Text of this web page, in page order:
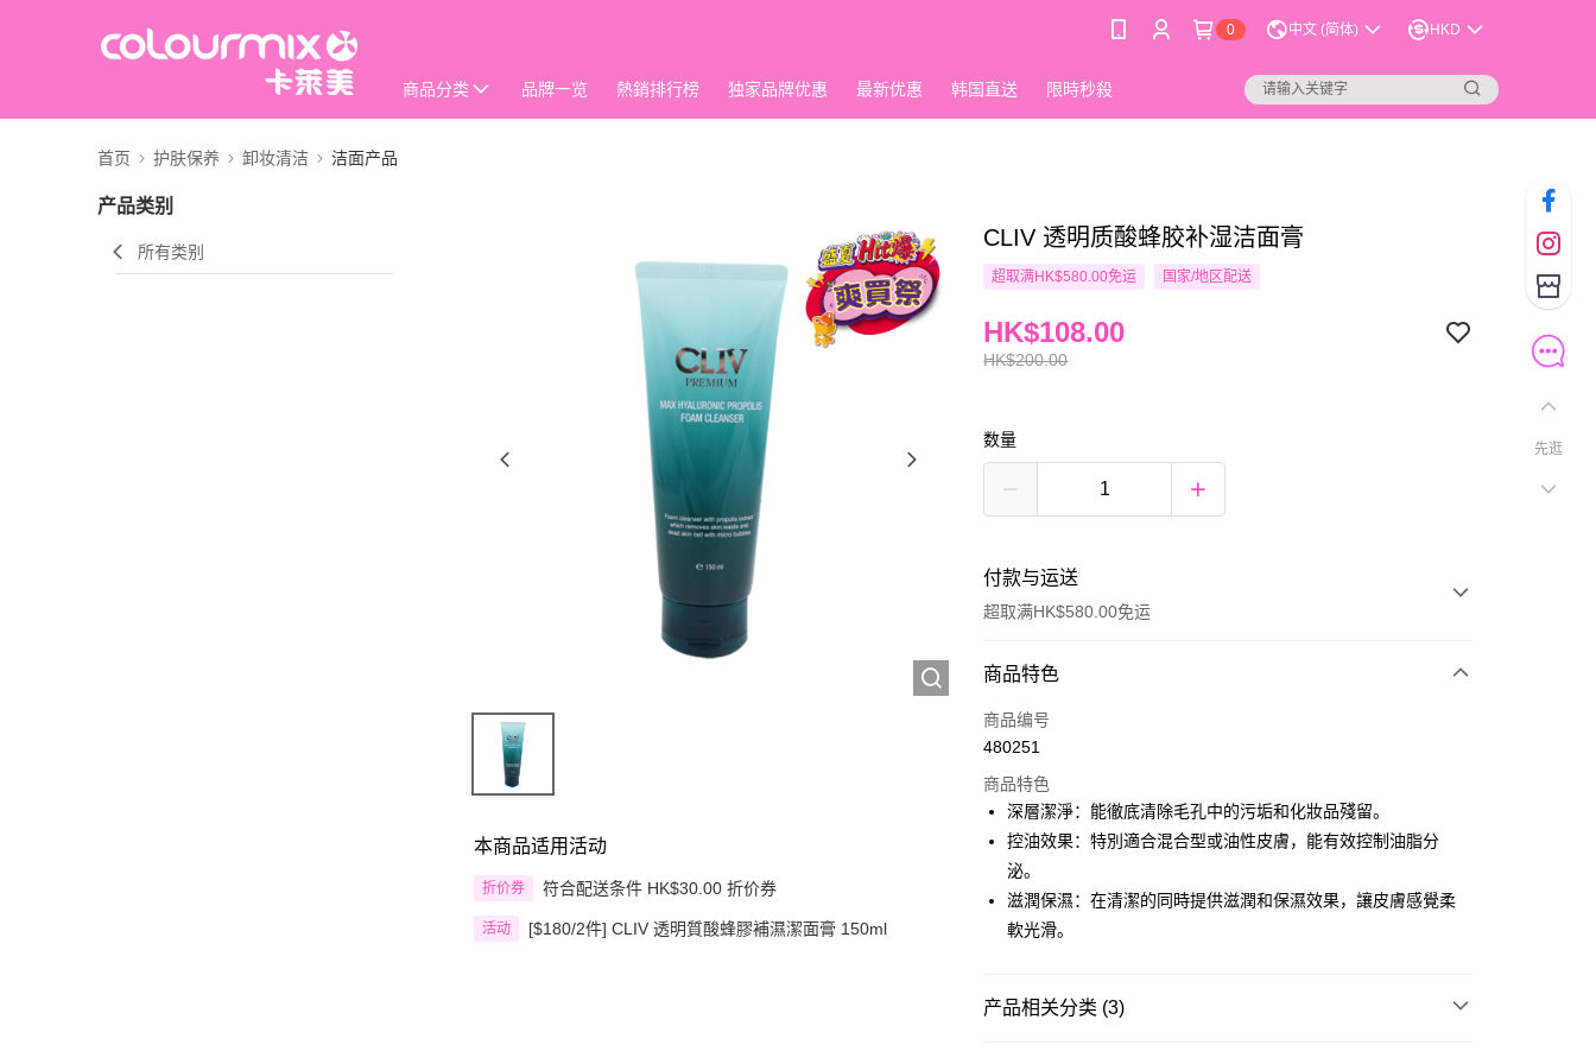
0 中文 (简体) HKD
商品分类 品牌一览 熱銷排行榜 独家品牌优惠 最新优惠 韩国直送 限時秒殺
首页 护肤保养 卸妆清洁 洁面产品
产品类别
所有类别
本商品适用活动
折价券 符合配送条件 HK$30.00 折价券
活动 [$180/2件] CLIV 透明質酸蜂膠補濕潔面膏 150ml
CLIV 透明质酸蜂胶补湿洁面膏
超取满HK$580.00免运 国家/地区配送
HK$200.00
HK$108.00
数量
付款与运送
超取满HK$580.00免运
付款方式
信用卡
Google Pay
AlipayHK
PayMe
WeChat Pay
相关说明
商品特色
商品编号
480251
商品特色
深層潔淨：能徹底清除毛孔中的污垢和化妝品殘留。
控油效果：特別適合混合型或油性皮膚，能有效控制油脂分
泌。
滋潤保濕：在清潔的同時提供滋潤和保濕效果，讓皮膚感覺柔
軟光滑。
产品相关分类 (3)
先逛